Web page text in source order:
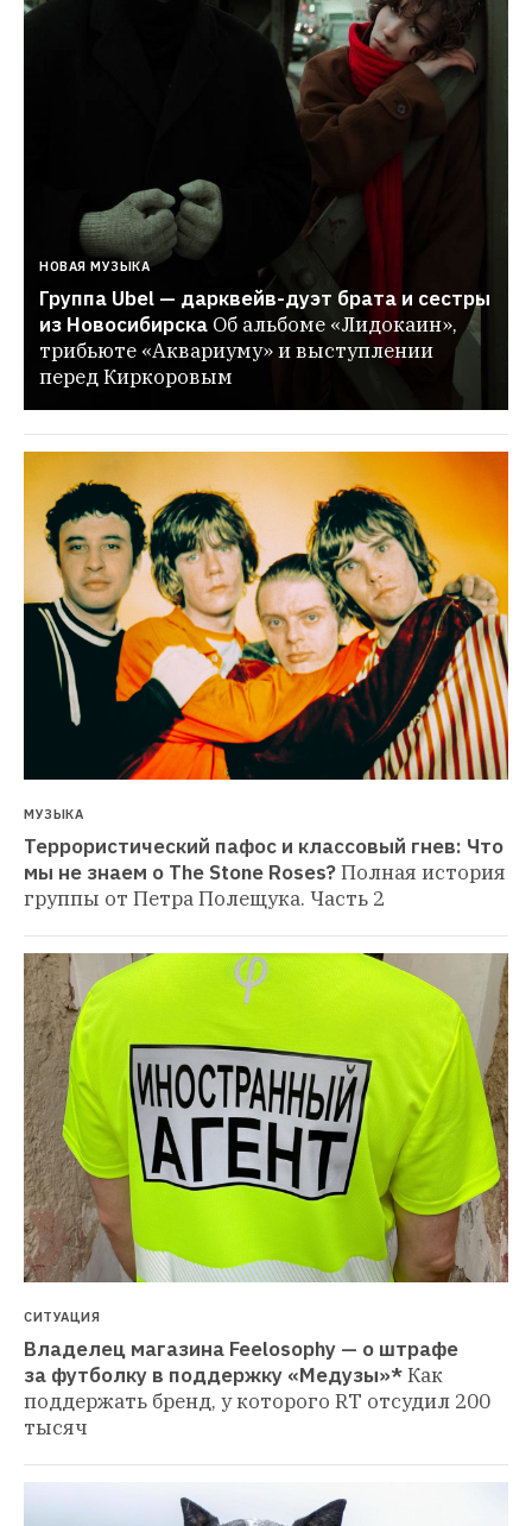
НОВАЯ МУЗЫКА
Группа Ubel — дарквейв-дуэт брата и сестры
из Новосибирска Об альбоме «Лидокаин»,
трибьюте «Аквариуму» и выступлении
перед Киркоровым
МУЗЫКА
Террористический пафос и классовый гнев: Что
мы не знаем о The Stone Roses?Полная история
группы от Петра Полещука. Часть 2
СИТУАЦИЯ
Владелец магазина Feelosophy — о штрафе
за футболку в поддержку «Медузы»*Как
поддержать бренд, у которого RT отсудил 200
тысяч